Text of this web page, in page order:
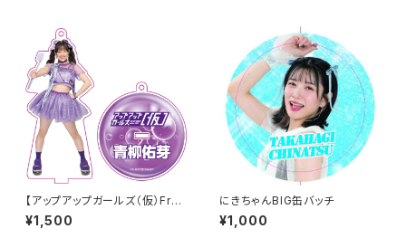
【アップアップガールズ（仮）Fro
m ZERO〜 でっかい夏に向け
ての前哨戦 〜】Wa! Ha! Ha! H
¥1,500
にきちゃんBIG缶バッチ
¥1,000